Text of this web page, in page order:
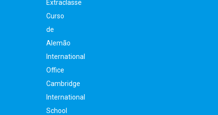
Extraclasse
Curso
de
Alemão
International
Office
Cambridge
International
School